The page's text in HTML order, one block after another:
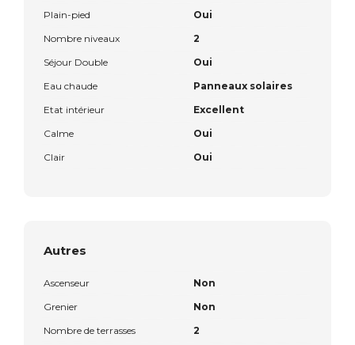
Plain-pied
Oui
Nombre niveaux
2
Séjour Double
Oui
Eau chaude
Panneaux solaires
Etat intérieur
Excellent
Calme
Oui
Clair
Oui
Autres
Ascenseur
Non
Grenier
Non
Nombre de terrasses
2